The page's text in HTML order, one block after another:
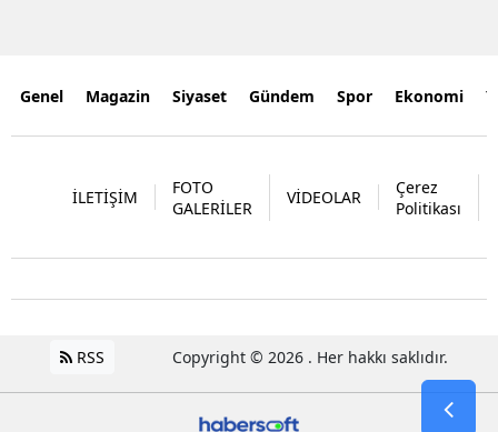
Genel Magazin Siyaset Gündem Spor Ekonomi
İLETİŞİM
FOTO
GALERİLER
VİDEOLAR
Çerez
Politikası
RSS Copyright © 2026 . Her hakkı saklıdır.